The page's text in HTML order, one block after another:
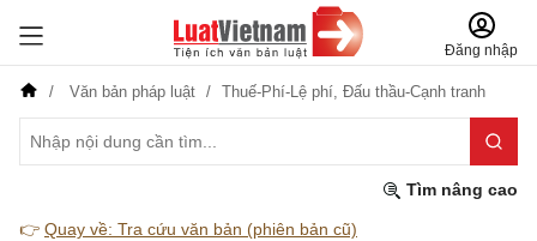
Đăng nhập
Văn bản pháp luật Thuế-Phí-Lệ phí, Đấu thầu-Cạnh tranh
Tìm nâng cao
👉 Quay về: Tra cứu văn bản (phiên bản cũ)